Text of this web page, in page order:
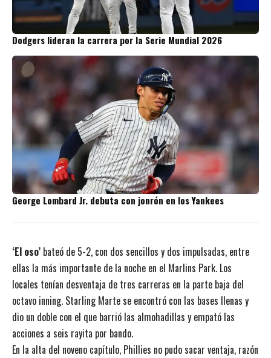
Dodgers lideran la carrera por la Serie Mundial 2026
George Lombard Jr. debuta con jonrón en los Yankees
‘El oso’ bateó de 5-2, con dos sencillos y dos impulsadas, entre
ellas la más importante de la noche en el Marlins Park. Los
locales tenían desventaja de tres carreras en la parte baja del
octavo inning. Starling Marte se encontró con las bases llenas y
dio un doble con el que barrió las almohadillas y empató las
acciones a seis rayita por bando.
En la alta del noveno capítulo, Phillies no pudo sacar ventaja, razón